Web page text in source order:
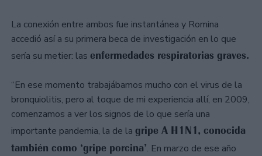
La conexión entre ambos fue instantánea y Romina
accedió así a su primera beca de investigación en lo que
sería su metier: las enfermedades respiratorias graves.
“En ese momento trabajábamos mucho con el virus de la
bronquiolitis, pero al toque de mi experiencia allí, en 2009,
comenzamos a ver los signos de lo que sería una
importante pandemia, la de la gripe A H1N1, conocida
también como ‘gripe porcina’. En marzo de ese año